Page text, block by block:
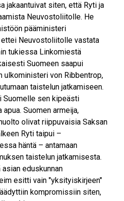
jakaantuivat siten, että Ryti ja
Neuvostoliitolle. He
pääministeri
Neuvostoliitolle vastata
tukiessa Linkomiestä
Suomeen saapui
ulkoministeri von Ribbentrop,
taistelun jatkamiseen.
Suomelle sen kipeästi
Suomen armeija,
olivat riippuvaisia Saksan
Ryti taipui –
häntä – antamaan
taistelun jatkamisesta.
eduskunnan
esitti vain "yksityiskirjeen"
kompromissiin siten,